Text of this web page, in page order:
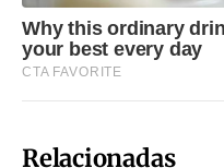
Relacionadas